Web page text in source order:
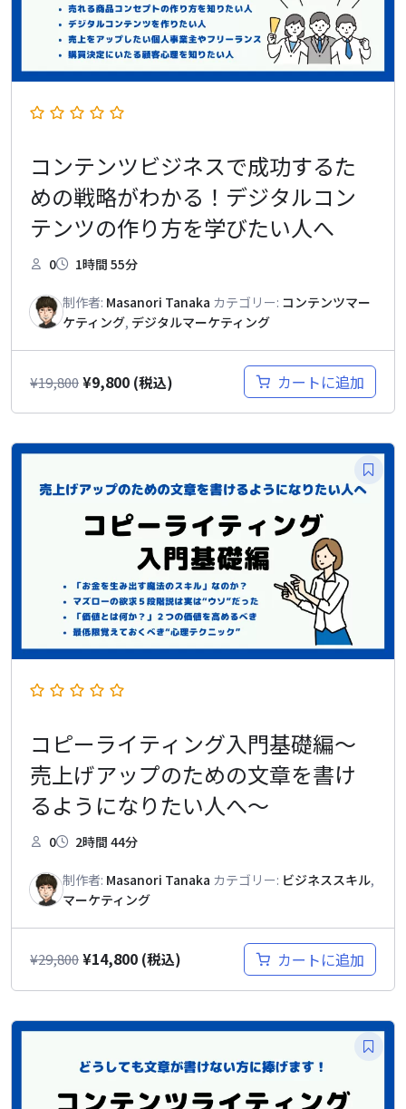
コンテンツビジネスで成功するた
めの戦略がわかる！デジタルコン
テンツの作り方を学びたい人へ
0 1時間 55分
制作者: Masanori Tanaka カテゴリー: コンテンツマー
ケティング, デジタルマーケティング
¥19,800¥9,800 (税込) カートに追加
コピーライティング入門基礎編〜
売上げアップのための文章を書け
るようになりたい人へ〜
0 2時間 44分
制作者: Masanori Tanaka カテゴリー: ビジネススキル,
マーケティング
¥29,800¥14,800 (税込) カートに追加